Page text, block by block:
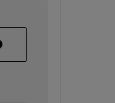
2015.1: All OS Full